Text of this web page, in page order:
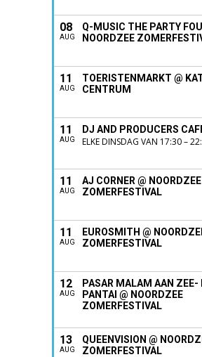
08
AUG
Q-MUSIC THE PARTY
NOORDZEE
11
AUG
TOERISTENMARKT @
CENTRUM
11
AUG
DJ AND PRODUCERS
ELKE DINSDAG VAN 17:30 –
11
AUG
AJ CORNER @ NOORDZEE
ZOMERFESTIVAL
11
AUG
EUROSMITH @
ZOMERFESTIVAL
12
AUG
PASAR MALAM AAN ZEE-
PANTAI @ NOORDZEE
ZOMERFESTIVAL
13
AUG
QUEENVISION @
ZOMERFESTIVAL